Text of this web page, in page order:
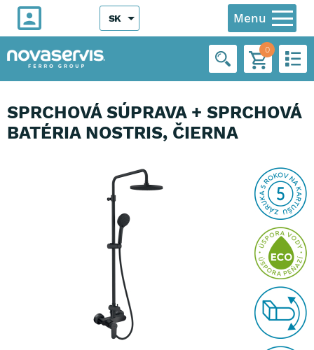
Menu
SK
0
SPRCHOVÁ SÚPRAVA + SPRCHOVÁ
BATÉRIA NOSTRIS, ČIERNA